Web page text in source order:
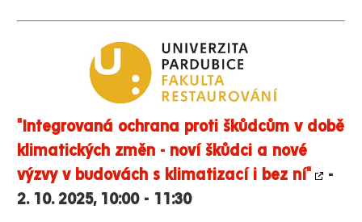
"Integrovaná ochrana proti škůdcům v době
klimatických změn - noví škůdci a nové
výzvy v budovách s klimatizací i bez ní"
-
2. 10. 2025, 10:00 - 11:30